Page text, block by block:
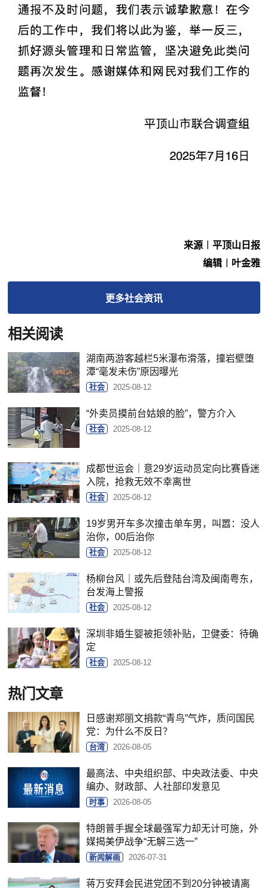
来源︱平顶山日报
编辑︱叶金雅
更多社会资讯
相关阅读
湖南两游客越栏5米瀑布滑落，撞岩壁堕
潭“毫发未伤”原因曝光
社会 2025-08-12
“外卖员摸前台姑娘的脸”，警方介入
社会 2025-08-12
成都世运会｜意29岁运动员定向比赛昏迷
入院，抢救无效不幸离世
社会 2025-08-12
19岁男开车多次撞击单车男，叫嚣：没人
治你，00后治你
社会 2025-08-12
杨柳台风｜或先后登陆台湾及闽南粤东，
台发海上警报
社会 2025-08-12
深圳非婚生婴被拒领补贴，卫健委：待确
定
社会 2025-08-12
热门文章
日感谢郑丽文捐款“青鸟”气炸，质问国民
党：为什么不反日？
台湾 2026-08-05
最高法、中央组织部、中央政法委、中央
编办、财政部、人社部印发意见
时事 2026-08-05
特朗普手握全球最强军力却无计可施，外
媒揭美伊战争“无解三选一”
新闻解画 2026-07-31
蒋万安拜会民进党团不到20分钟被请离